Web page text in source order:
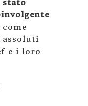
stato
assoluti
e i loro